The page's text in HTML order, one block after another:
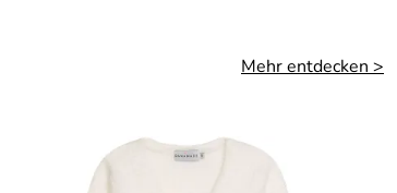
Mehr entdecken >